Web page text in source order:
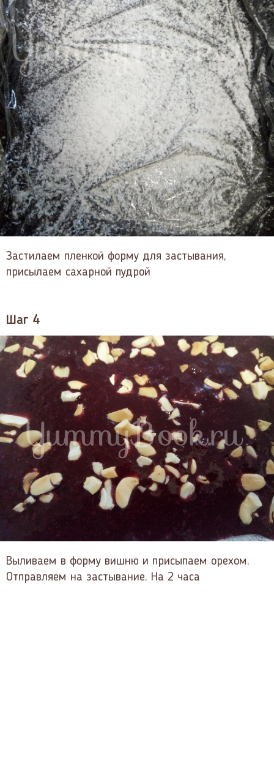
Застилаем пленкой форму для застывания,
присылаем сахарной пудрой
Шаг 4
Выливаем в форму вишню и присыпаем орехом.
Отправляем на застывание. На 2 часа